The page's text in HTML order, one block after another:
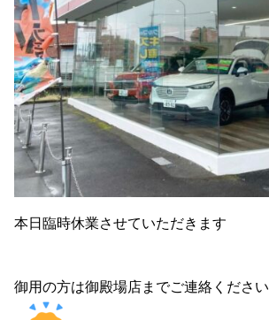
本日臨時休業させていただきます
御用の方は御殿場店までご連絡ください